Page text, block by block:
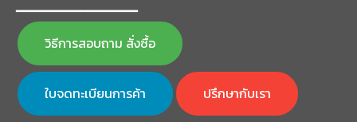
━━━━━━━━━━━━━━━━━
วิธีการสอบถาม สั่งซื้อ
ใบจดทะเบียนการค้า ปรึกษากับเรา